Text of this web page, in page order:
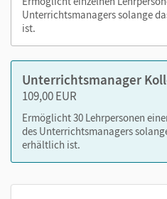
Unterrichtsmanagers solange
ist.
Unterrichtsmanager
109,00 EUR
Ermöglicht 30 Lehrpersonen
des Unterrichtsmanagers
erhältlich ist.